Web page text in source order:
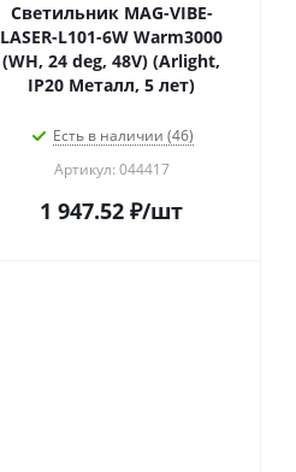
Светильник MAG-VIBE-
LASER-L101-6W Warm3000
(WH, 24 deg, 48V) (Arlight,
IP20 Металл, 5 лет)
Есть в наличии (46)
Артикул: 044417
1 947.52 ₽/шт